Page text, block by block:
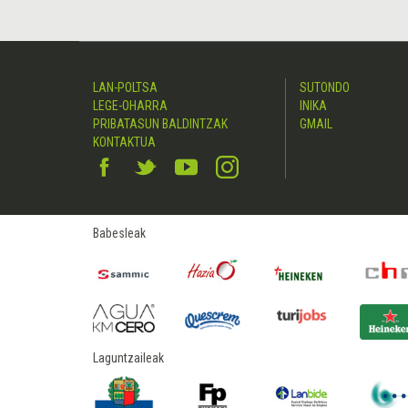
LAN-POLTSA
LEGE-OHARRA
PRIBATASUN BALDINTZAK
KONTAKTUA
SUTONDO
INIKA
GMAIL
Babesleak
Laguntzaileak